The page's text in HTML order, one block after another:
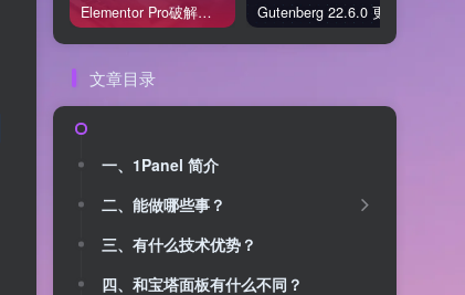
Elementor Pro破解版还能用吗？2026年常见风险与后果盘点
文章目录
一、1Panel 简介
二、能做哪些事？
三、有什么技术优势？
四、和宝塔面板有什么不同？